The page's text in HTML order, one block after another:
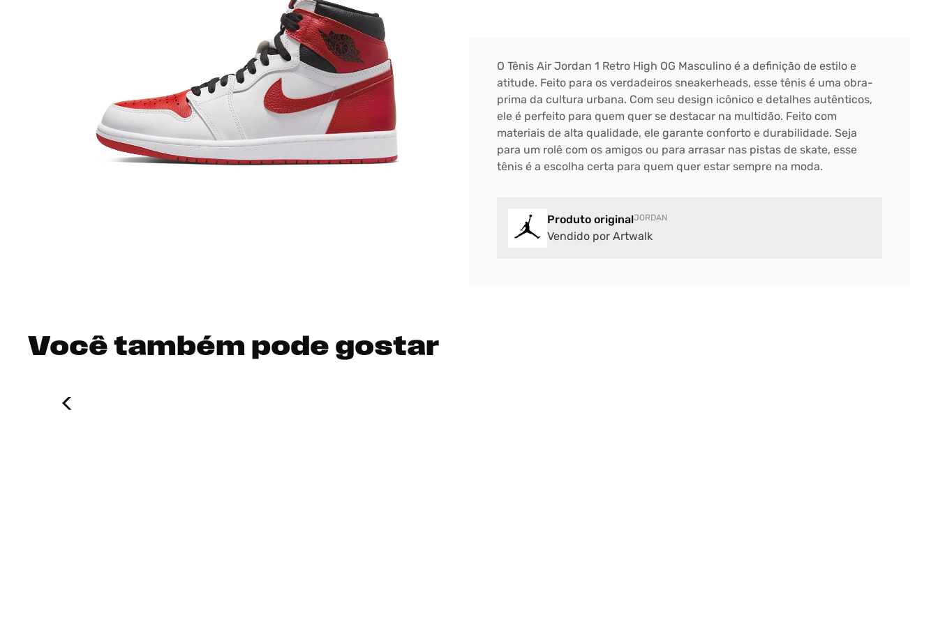
O Tênis Air Jordan 1 Retro High OG Masculino é a definição de estilo e
atitude. Feito para os verdadeiros sneakerheads, esse tênis é uma obra-
prima da cultura urbana. Com seu design icônico e detalhes autênticos,
ele é perfeito para quem quer se destacar na multidão. Feito com
materiais de alta qualidade, ele garante conforto e durabilidade. Seja
para um rolê com os amigos ou para arrasar nas pistas de skate, esse
tênis é a escolha certa para quem quer estar sempre na moda.
Produto originalJORDAN
Vendido por Artwalk
Você também pode gostar